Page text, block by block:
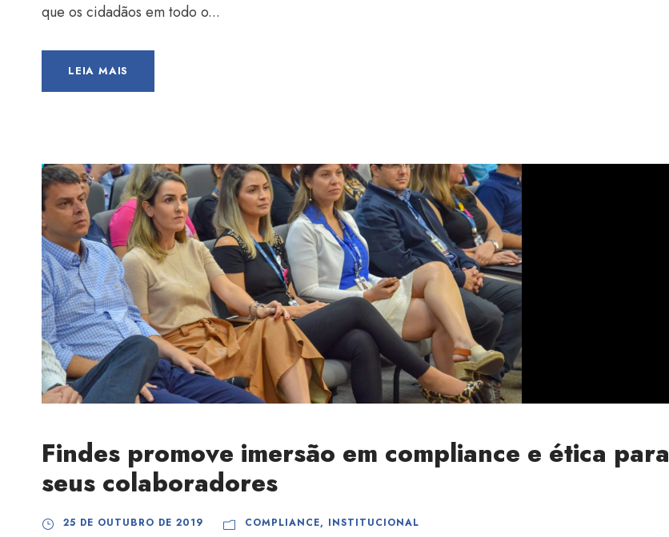
que os cidadãos em todo o...
LEIA MAIS
Findes promove imersão em compliance e ética para
seus colaboradores
25 DE OUTUBRO DE 2019 COMPLIANCE, INSTITUCIONAL